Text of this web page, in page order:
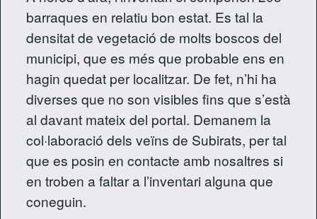
barraques en relatiu bon estat. Es tal la
densitat de vegetació de molts boscos del
municipi, que es més que probable ens en
hagin quedat per localitzar. De fet, n’hi ha
diverses que no son visibles fins que s’està
al davant mateix del portal. Demanem la
col·laboració dels veïns de Subirats, per tal
que es posin en contacte amb nosaltres si
en troben a faltar a l’inventari alguna que
coneguin.